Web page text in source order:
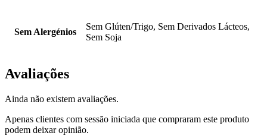
Sem Alergénios
Sem Glúten/Trigo, Sem Derivados Lácteos,
Sem Soja
Avaliações
Ainda não existem avaliações.
Apenas clientes com sessão iniciada que compraram este produto
podem deixar opinião.